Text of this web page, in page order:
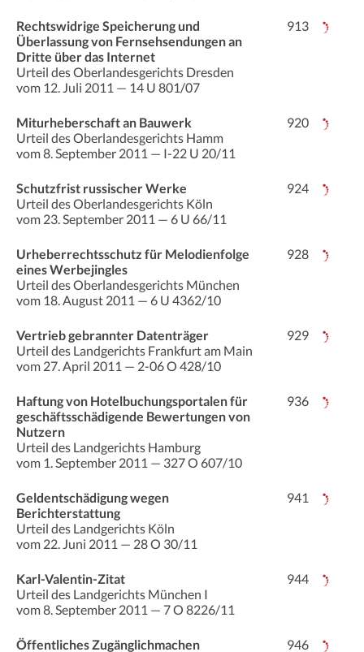
Rechtswidrige Speicherung und
Überlassung von Fernsehsendungen an
Dritte über das Internet
Urteil des Oberlandesgerichts Dresden
vom 12. Juli 2011 — 14 U 801/07
913
Miturheberschaft an Bauwerk
Urteil des Oberlandesgerichts Hamm
vom 8. September 2011 — I-22 U 20/11
920
Schutzfrist russischer Werke
Urteil des Oberlandesgerichts Köln
vom 23. September 2011 — 6 U 66/11
924
Urheberrechtsschutz für Melodienfolge
eines Werbejingles
Urteil des Oberlandesgerichts München
vom 18. August 2011 — 6 U 4362/10
928
Vertrieb gebrannter Datenträger
Urteil des Landgerichts Frankfurt am Main
vom 27. April 2011 — 2-06 O 428/10
929
Haftung von Hotelbuchungsportalen für
geschäftsschädigende Bewertungen von
Nutzern
Urteil des Landgerichts Hamburg
vom 1. September 2011 — 327 O 607/10
936
Geldentschädigung wegen
Berichterstattung
Urteil des Landgerichts Köln
vom 22. Juni 2011 — 28 O 30/11
941
Karl-Valentin-Zitat
Urteil des Landgerichts München I
vom 8. September 2011 — 7 O 8226/11
944
Öffentliches Zugänglichmachen 946